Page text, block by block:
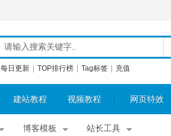
每日更新 TOP排行榜 Tag标签 充值
建站教程 视频教程 网页特效
博客模板 站长工具